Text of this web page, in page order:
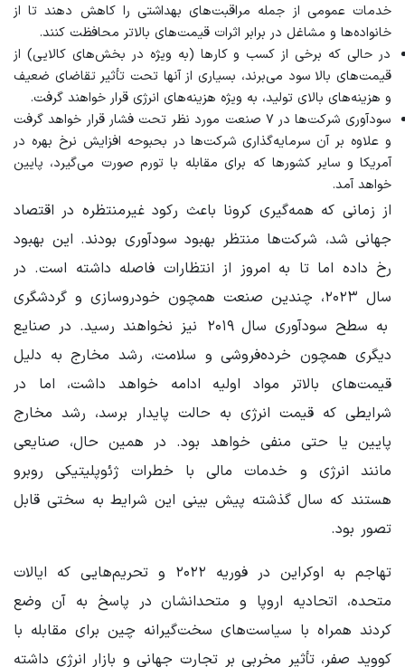
خدمات عمومی از جمله مراقبت‌های بهداشتی را کاهش دهند تا از
خانواده‌ها و مشاغل در برابر اثرات قیمت‌های بالاتر محافظت کنند.
در حالی که برخی از کسب و کارها (به ویژه در بخش‌های کالایی) از
قیمت‌های بالا سود می‌برند، بسیاری از آنها تحت تأثیر تقاضای ضعیف
و هزینه‌های بالای تولید، به ویژه هزینه‌های انرژی قرار خواهند گرفت.
سودآوری شرکت‌ها در ۷ صنعت مورد نظر تحت فشار قرار خواهد گرفت
و علاوه بر آن سرمایه‌گذاری شرکت‌ها در بحبوحه افزایش نرخ بهره در
آمریکا و سایر کشورها که برای مقابله با تورم صورت می‌گیرد، پایین
خواهد آمد.
از زمانی که همه‌گیری کرونا باعث رکود غیرمنتظره در اقتصاد
جهانی شد، شرکت‌ها منتظر بهبود سودآوری بودند. این بهبود
رخ داده اما تا به امروز از انتظارات فاصله داشته است. در
سال ۲۰۲۳، چندین صنعت همچون خودروسازی و گردشگری
به سطح سودآوری سال ۲۰۱۹ نیز نخواهند رسید. در صنایع
دیگری همچون خرده‌فروشی و سلامت، رشد مخارج به دلیل
قیمت‌های بالاتر مواد اولیه ادامه خواهد داشت، اما در
شرایطی که قیمت انرژی به حالت پایدار برسد، رشد مخارج
پایین یا حتی منفی خواهد بود. در همین حال، صنایعی
مانند انرژی و خدمات مالی با خطرات ژئوپلیتیکی روبرو
هستند که سال گذشته پیش بینی این شرایط به سختی قابل
تصور بود.
تهاجم به اوکراین در فوریه ۲۰۲۲ و تحریم‌هایی که ایالات
متحده، اتحادیه اروپا و متحدانشان در پاسخ به آن وضع
کردند همراه با سیاست‌های سخت‌گیرانه چین برای مقابله با
کووید صفر، تأثیر مخربی بر تجارت جهانی و بازار انرژی داشته